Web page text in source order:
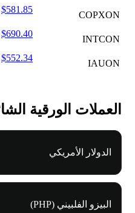
COPXON
$581.85
INTCON
$690.40
IAUON
$552.34
العملات الورقية
الدولار الأمريكي
البيزو الفلبيني (PHP)